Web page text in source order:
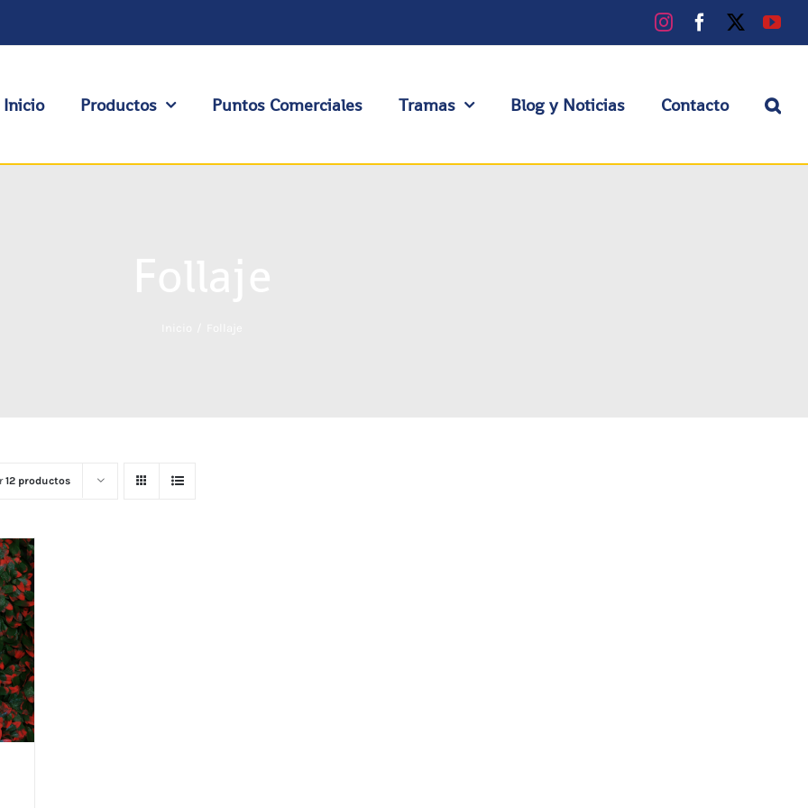
InstagramFacebook
Inicio Productos Puntos Comerciales Tramas Blog y Noticias Contacto
12 productos